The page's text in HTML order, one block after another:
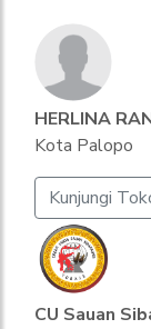
HERLINA
Kota Palopo
Kunjungi
CU Sauan